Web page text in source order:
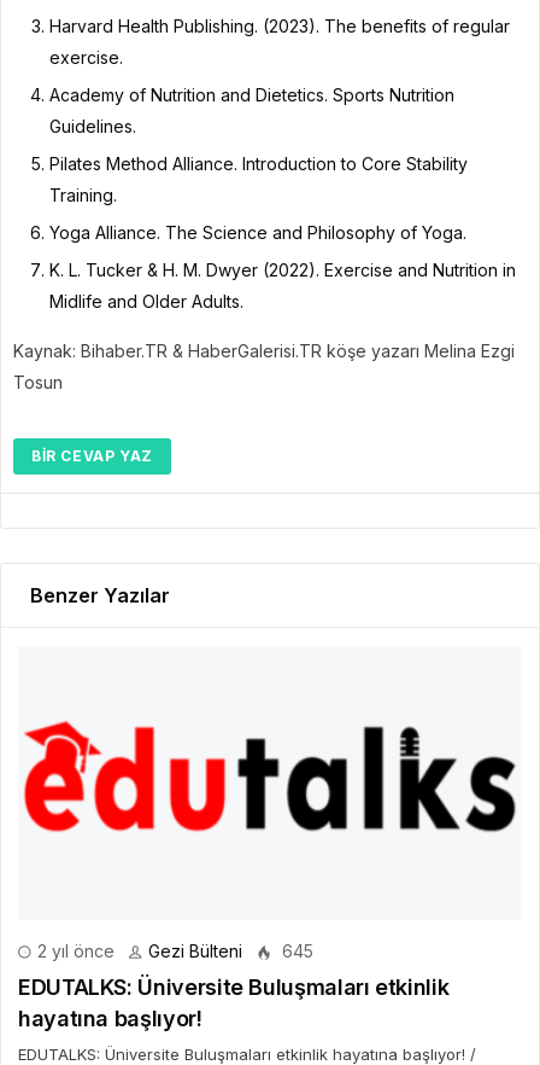
Harvard Health Publishing. (2023). The benefits of regular
exercise.
Academy of Nutrition and Dietetics. Sports Nutrition
Guidelines.
Pilates Method Alliance. Introduction to Core Stability
Training.
Yoga Alliance. The Science and Philosophy of Yoga.
K. L. Tucker & H. M. Dwyer (2022). Exercise and Nutrition in
Midlife and Older Adults.
Kaynak: Bihaber.TR & HaberGalerisi.TR köşe yazarı Melina Ezgi
Tosun
BIR CEVAP YAZ
Benzer Yazılar
2 yıl önce Gezi Bülteni 645
EDUTALKS: Üniversite Buluşmaları etkinlik
hayatına başlıyor!
EDUTALKS: Üniversite Buluşmaları etkinlik hayatına başlıyor! /